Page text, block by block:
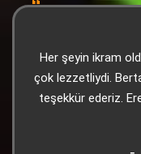
Her şeyin ikram
çok lezzetliydi.
teşekkür ederiz.